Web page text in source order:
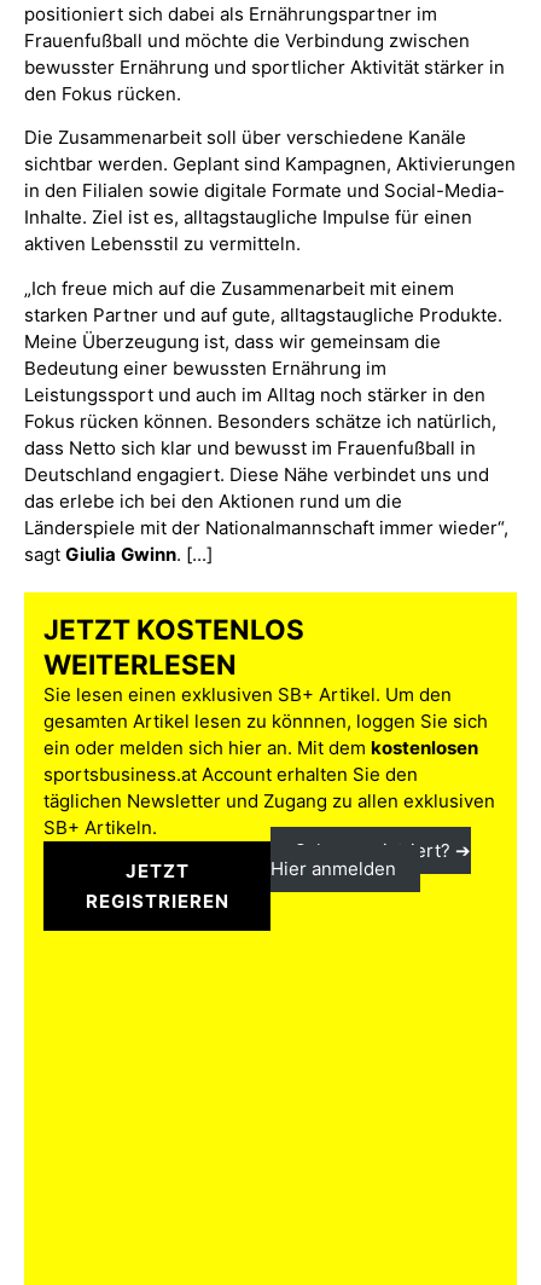
positioniert sich dabei als Ernährungspartner im
Frauenfußball und möchte die Verbindung zwischen
bewusster Ernährung und sportlicher Aktivität stärker in
den Fokus rücken.
Die Zusammenarbeit soll über verschiedene Kanäle
sichtbar werden. Geplant sind Kampagnen, Aktivierungen
in den Filialen sowie digitale Formate und Social-Media-
Inhalte. Ziel ist es, alltagstaugliche Impulse für einen
aktiven Lebensstil zu vermitteln.
„Ich freue mich auf die Zusammenarbeit mit einem
starken Partner und auf gute, alltagstaugliche Produkte.
Meine Überzeugung ist, dass wir gemeinsam die
Bedeutung einer bewussten Ernährung im
Leistungssport und auch im Alltag noch stärker in den
Fokus rücken können. Besonders schätze ich natürlich,
dass Netto sich klar und bewusst im Frauenfußball in
Deutschland engagiert. Diese Nähe verbindet uns und
das erlebe ich bei den Aktionen rund um die
Länderspiele mit der Nationalmannschaft immer wieder“,
sagt Giulia Gwinn. [...]
JETZT KOSTENLOS
WEITERLESEN
Sie lesen einen exklusiven SB+ Artikel. Um den
gesamten Artikel lesen zu könnnen, loggen Sie sich
ein oder melden sich hier an. Mit dem kostenlosen
sportsbusiness.at Account erhalten Sie den
täglichen Newsletter und Zugang zu allen exklusiven
SB+ Artikeln.
JETZT
REGISTRIEREN
Schon registriert? ➔
Hier anmelden